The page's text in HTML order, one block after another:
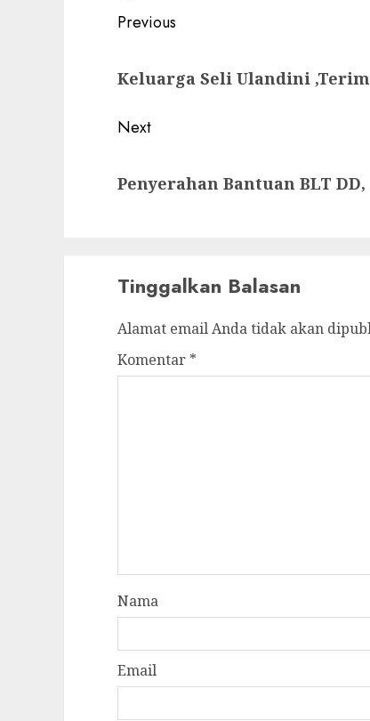
Post
Previous
post:
Keluarga Seli Ulandini
Next
post:
Penyerahan Bantuan BLT
Tinggalkan Balasan
Alamat email Anda tidak akan
Komentar *
Nama
Email